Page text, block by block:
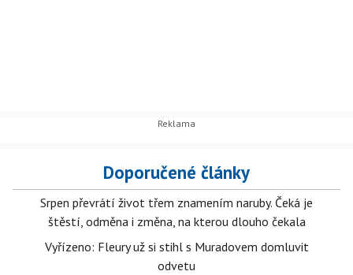
Doporučené články
Srpen převrátí život třem znamením naruby. Čeká je
štěstí, odměna i změna, na kterou dlouho čekala
Vyřízeno: Fleury už si stihl s Muradovem domluvit
odvetu